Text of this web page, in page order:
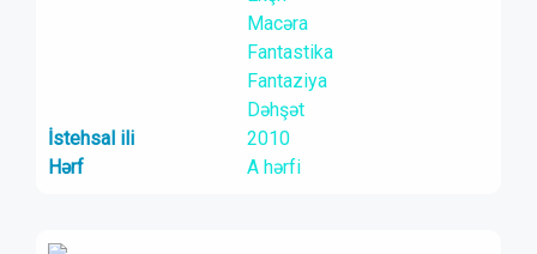
Macəra
Fantastika
Fantaziya
Dəhşət
İstehsal ili
2010
Hərf
A hərfi